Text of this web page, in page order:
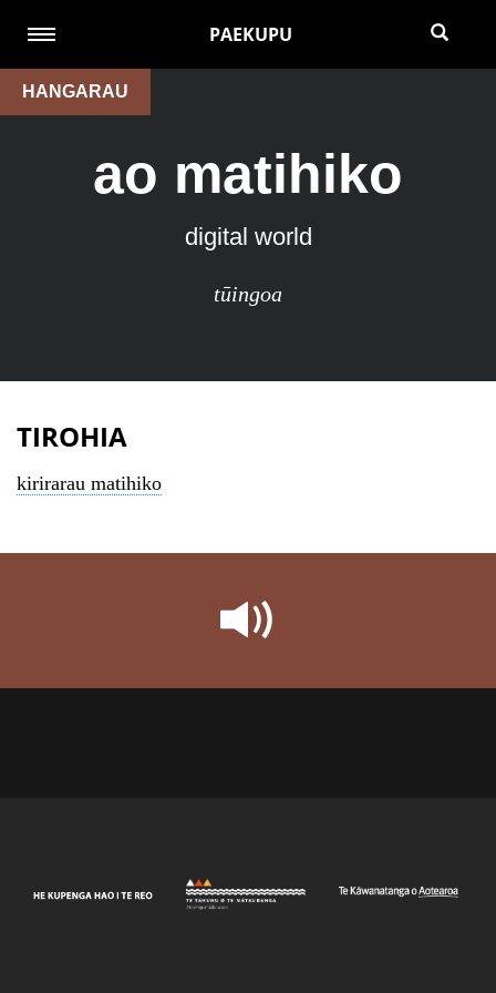
PAEKUPU
HANGARAU
ao matihiko
digital world
tūingoa
TIROHIA
kirirarau matihiko